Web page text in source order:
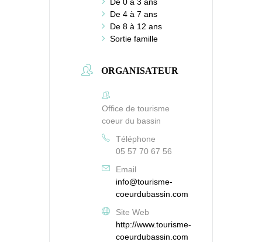
De 4 à 7 ans
De 8 à 12 ans
Sortie famille
ORGANISATEUR
Office de tourisme
coeur du bassin
Téléphone
05 57 70 67 56
Email
info@tourisme-
coeurdubassin.com
Site Web
http://www.tourisme-
coeurdubassin.com